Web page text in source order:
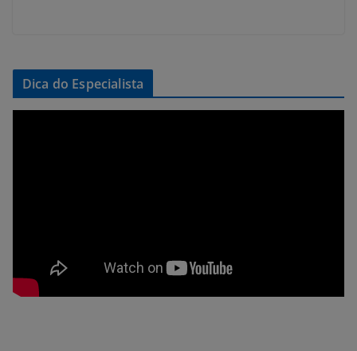
Dica do Especialista